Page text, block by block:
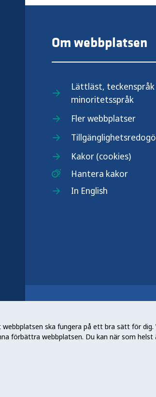
ska fungera på ett bra sätt för dig.
förbättra webbplatsen. Du kan när som helst
Om webbplatsen
Lättläst, teckenspråk
minoritetsspråk
Fler webbplatser
Kakor (cookies)
Hantera kakor
In English
myndigheten genom att utveckla
främja hälsa, förebygga ohälsa och
folkhälsa som stärker samhällets